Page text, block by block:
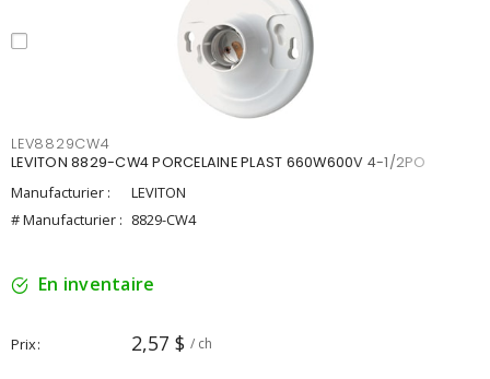
LEV8829CW4
LEVITON 8829-CW4 PORCELAINE PLAST 660W600V 4-1/2PO
Manufacturier :
LEVITON
# Manufacturier : 8829-CW4
En inventaire
Prix 2,57 $ / ch